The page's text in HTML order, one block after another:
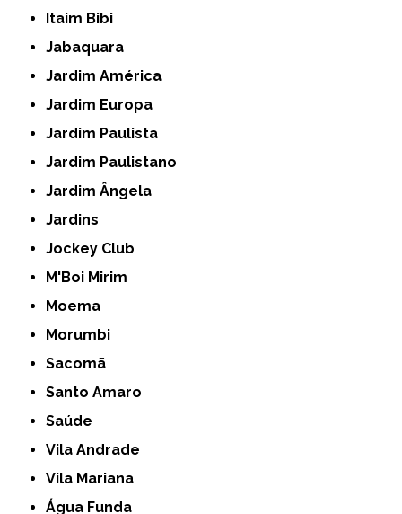
Itaim Bibi
Jabaquara
Jardim América
Jardim Europa
Jardim Paulista
Jardim Paulistano
Jardim Ângela
Jardins
Jockey Club
M'Boi Mirim
Moema
Morumbi
Sacomã
Santo Amaro
Saúde
Vila Andrade
Vila Mariana
Água Funda